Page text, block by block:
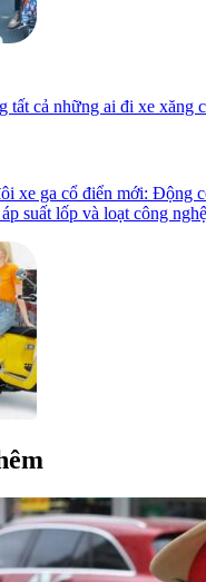
tất cả những ai đi xe xăng
xe ga cổ điển mới: Động
suất lốp và loạt công